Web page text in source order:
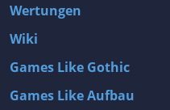
Wertungen
Wiki
Games Like Gothic
Games Like Aufbau